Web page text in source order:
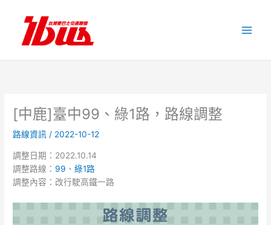
內
[中鹿]臺中99、綠1路，路線調整
路線資訊 / 2022-10-12
調整日期：2022.10.14
調整路線： 99 、綠1路
調整內容：改行駛高鐵一路